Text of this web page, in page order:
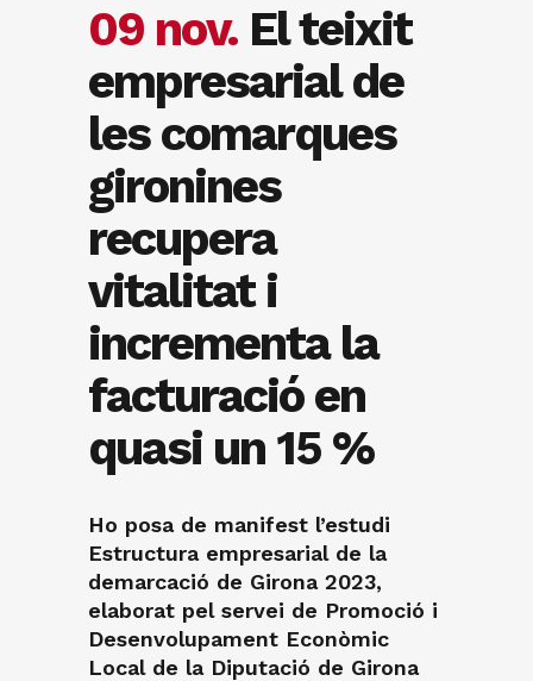
09 nov. El teixit
empresarial de
les comarques
gironines
recupera
vitalitat i
incrementa la
facturació en
quasi un 15 %
Ho posa de manifest l’estudi
Estructura empresarial de la
demarcació de Girona 2023,
elaborat pel servei de Promoció i
Desenvolupament Econòmic
Local de la Diputació de Girona